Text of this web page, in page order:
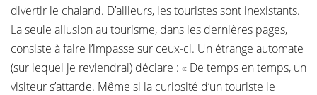
divertir le chaland. D’ailleurs, les touristes sont inexistants.
La seule allusion au tourisme, dans les dernières pages,
consiste à faire l’impasse sur ceux-ci. Un étrange automate
(sur lequel je reviendrai) déclare : « De temps en temps, un
visiteur s’attarde. Même si la curiosité d’un touriste le